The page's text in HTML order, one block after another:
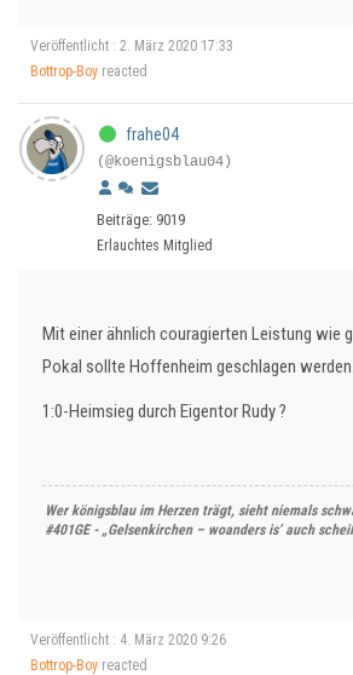
Veröffentlicht : 2. März 2020 17:33
Bottrop-Boy reacted
frahe04
(@koenigsblau04)
Beiträge: 9019
Erlauchtes Mitglied
Mit einer ähnlich couragierten Leistung wie
Pokal sollte Hoffenheim geschlagen werden.
1:0-Heimsieg durch Eigentor Rudy ?
Wer königsblau im Herzen trägt, sieht niemals
#401GE - „Gelsenkirchen – woanders is’ auch
Veröffentlicht : 4. März 2020 9:26
Bottrop-Boy reacted